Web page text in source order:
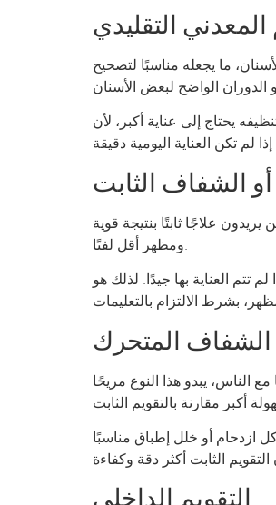
المعدني التقليدي
ما يجعله مناسبًا لتصحيح
يحتاج إلى عناية أكبر، لأن
الشفاف الثابت
علاجًا ثابتًا بنتيجة قوية
ومظهر أقل لفتًا.
العناية بها جيدًا. لذلك هو
الشفاف المتحرك
يبدو هذا النوع مريحًا
ازدحام أو خلل إطباق مناسبًا